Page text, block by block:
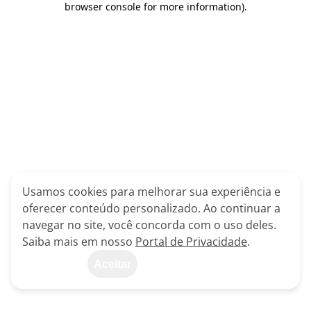
browser console for more information).
Usamos cookies para melhorar sua experiência e
oferecer conteúdo personalizado. Ao continuar a
navegar no site, você concorda com o uso deles.
Saiba mais em nosso Portal de Privacidade.